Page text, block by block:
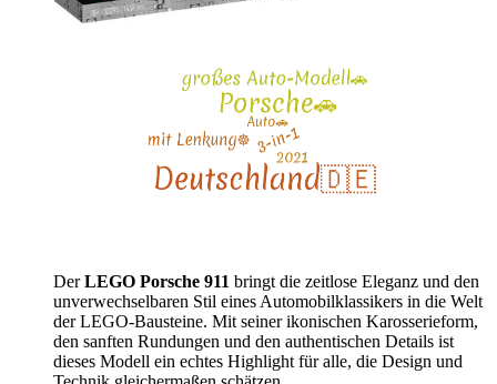
DerLEGO Porsche 911 bringt die zeitlose Eleganz und den
unverwechselbaren Stil eines Automobilklassikers in die Welt
der LEGO-Bausteine. Mit seiner ikonischen Karosserieform,
den sanften Rundungen und den authentischen Details ist
dieses Modell ein echtes Highlight für alle, die Design und